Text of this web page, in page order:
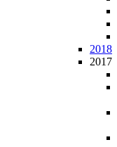
2018
2017